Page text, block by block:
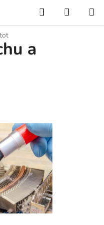
Hledat
KOŠÍK
a